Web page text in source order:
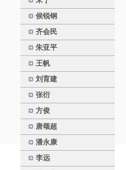
侯锐钢
齐会民
朱亚平
王帆
刘育建
张衍
方俊
唐颂超
潘永康
李远